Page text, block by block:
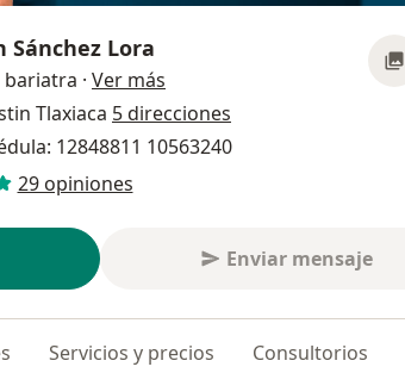
Sánchez Lora
bariatra · Ver más sobre las especializaciones
Tlaxiaca 5 direcciones
12848811 10563240
29 opiniones
Enviar mensaje
Servicios y precios Consultorios